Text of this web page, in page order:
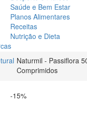
Saúde e Bem Estar
Planos Alimentares
Receitas
Nutrição e Dieta
Naturmil - Passiflora
Comprimidos
-15%